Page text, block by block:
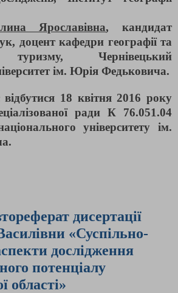
Ярославівна, кандидат
доцент кафедри географії та
туризму, Чернівецький
ім. Юрія Федьковича.
18 квітня 2016 року
ради К 76.051.04
університету ім.
дисертації
«Суспільно-
дослідження
потенціалу
області»